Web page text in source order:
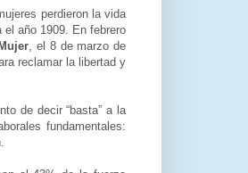
perdieron la vida
año 1909. En febrero
, el 8 de marzo de
reclamar la libertad y
de decir “basta” a la
fundamentales: